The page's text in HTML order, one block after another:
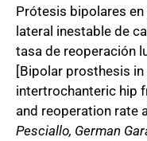
Prótesis bipolares
lateral inestable de
tasa de reoperación
[Bipolar prosthesis
intertrochanteric hip
and reoperation rate
Pesciallo, German